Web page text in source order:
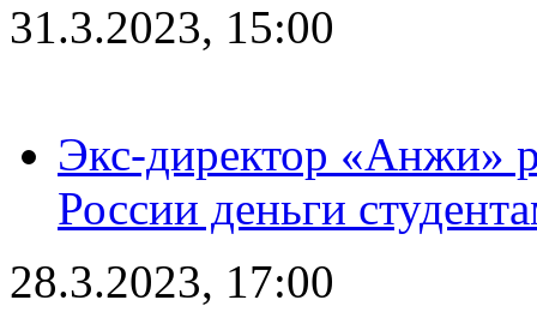
31.3.2023, 15:00
Экс-директор «Анжи»
России деньги
28.3.2023, 17:00